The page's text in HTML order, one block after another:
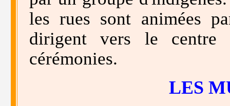
les rues sont animées
dirigent vers le centre
cérémonies.
LES